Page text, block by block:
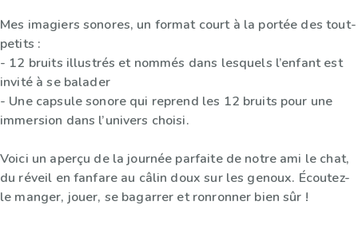
Mes imagiers sonores, un format court à la portée des tout-
petits :
- 12 bruits illustrés et nommés dans lesquels l’enfant est
invité à se balader
- Une capsule sonore qui reprend les 12 bruits pour une
immersion dans l’univers choisi.
Voici un aperçu de la journée parfaite de notre ami le chat,
du réveil en fanfare au câlin doux sur les genoux. Écoutez-
le manger, jouer, se bagarrer et ronronner bien sûr !